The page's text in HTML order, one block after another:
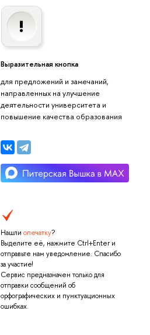
Выразительная кнопка
для предложений и замечаний,
направленных на улучшение
деятельности университета и
повышение качества образования
Нашли опечатку?
Выделите её, нажмите Ctrl+Enter и
отправьте нам уведомление. Спасибо
за участие!
Сервис предназначен только для
отправки сообщений об
орфографических и пунктуационных
ошибках.